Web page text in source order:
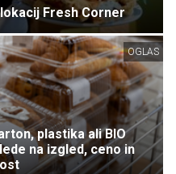
Fresh Corner
OGLAS
plastika ali BIO
na izgled, ceno in